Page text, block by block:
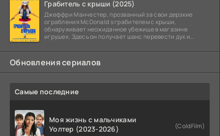
Грабитель с крыши (2025)
Джеффри Манчестер, прозванный за свои дерзкие
ограбления McDonald s грабителем с крыши,
обнаруживает неожиданное убежище в магазине
игрушек. Здесь он получает шанс перевести дух и
Обновления сериалов
Самые последние
Моя жизнь с мальчиками
Уолтер (2023-2026)
(ColdFilm)